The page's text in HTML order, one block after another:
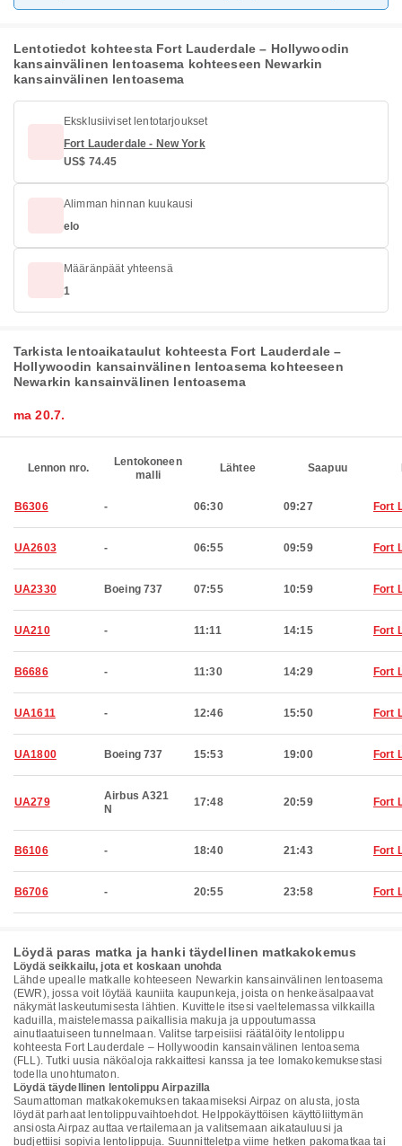
Lentotiedot kohteesta Fort Lauderdale – Hollywoodin
kansainvälinen lentoasema kohteeseen Newarkin
kansainvälinen lentoasema
Eksklusiiviset lentotarjoukset
Fort Lauderdale - New York
US$ 74.45
Alimman hinnan kuukausi
elo
Määränpäät yhteensä
1
Tarkista lentoaikataulut kohteesta Fort Lauderdale –
Hollywoodin kansainvälinen lentoasema kohteeseen
Newarkin kansainvälinen lentoasema
ma 20.7.
Lennon nro.
Lentokoneen
malli
Lähtee Saapuu
B6306 - 06:30 09:27 Fort
UA2603 - 06:55 09:59 Fort
UA2330 Boeing 737 07:55 10:59 Fort
UA210 - 11:11 14:15 Fort
B6686 - 11:30 14:29 Fort
UA1611 - 12:46 15:50 Fort
UA1800 Boeing 737 15:53 19:00 Fort
UA279
Airbus A321
N
17:48 20:59 Fort
B6106 - 18:40 21:43 Fort
B6706 - 20:55 23:58 Fort
Löydä paras matka ja hanki täydellinen matkakokemus
Löydä seikkailu, jota et koskaan unohda
Lähde upealle matkalle kohteeseen Newarkin kansainvälinen lentoasema
(EWR), jossa voit löytää kauniita kaupunkeja, joista on henkeäsalpaavat
näkymät laskeutumisesta lähtien. Kuvittele itsesi vaeltelemassa vilkkailla
kaduilla, maistelemassa paikallisia makuja ja uppoutumassa
ainutlaatuiseen tunnelmaan. Valitse tarpeisiisi räätälöity lentolippu
kohteesta Fort Lauderdale – Hollywoodin kansainvälinen lentoasema
(FLL). Tutki uusia näköaloja rakkaittesi kanssa ja tee lomakokemuksestasi
todella unohtumaton.
Löydä täydellinen lentolippu Airpazilla
Saumattoman matkakokemuksen takaamiseksi Airpaz on alusta, josta
löydät parhaat lentolippuvaihtoehdot. Helppokäyttöisen käyttöliittymän
ansiosta Airpaz auttaa vertailemaan ja valitsemaan aikatauluusi ja
budjettiisi sopivia lentolippuja. Suunnitteletpa viime hetken pakomatkaa tai